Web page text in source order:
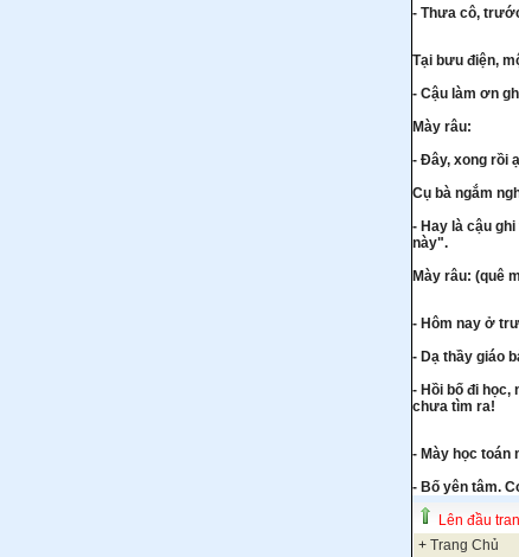
- Thưa cô,
Tại bưu điện,
- Cậu làm ơn
Mày râu:
- Đây, xong rồi
Cụ bà ngắm
- Hay là cậu
này".
Mày râu: (quê
- Hôm nay ở
- Dạ thầy giáo
- Hồi bố đi học,
chưa tìm ra!
- Mày học toán
- Bố yên tâm.
Lên đầu
+ Trang Chủ